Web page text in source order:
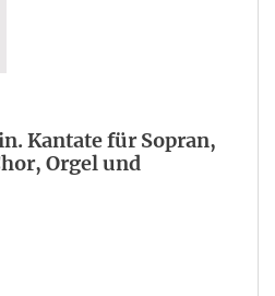
Kantate für Sopran,
Orgel und